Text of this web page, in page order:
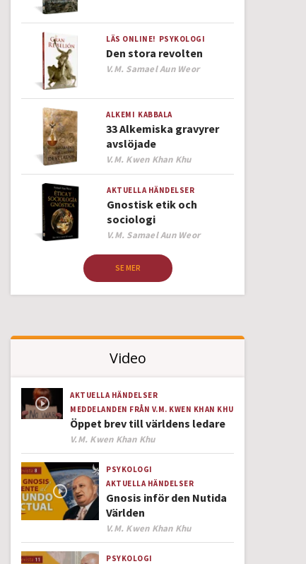
LÄS ONLINE! PSYKOLOGI
Den stora revolten
Author
V.M. Samael Aun Weor
ALKEMI KABBALA
33 Alkemiska gravyrer
avslöjade
Author
V.M. Kwen Khan Khu
AKTUELLA HÄNDELSER
Gnostisk etik och
sociologi
Author
V.M. Samael Aun Weor
SE MER
Video
AKTUELLA HÄNDELSER
MEDDELANDEN FRÅN V.M. KWEN KHAN KHU
Öppet brev till världens ledare
Author
V.M. Kwen Khan Khu
PSYKOLOGI
AKTUELLA HÄNDELSER
Gnosis inför den Nutida
Världen
Author
V.M. Kwen Khan Khu
PSYKOLOGI